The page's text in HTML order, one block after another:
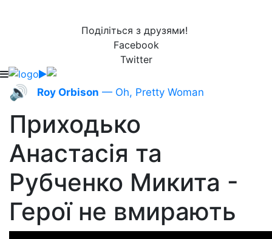
Поділіться з друзями!
Facebook
Twitter
🔊 Roy Orbison — Oh, Pretty Woman
Приходько
Анастасія та
Рубченко Микита -
Герої не вмирають